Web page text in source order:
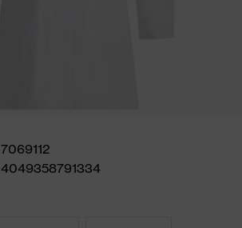
7069112
4049358791334